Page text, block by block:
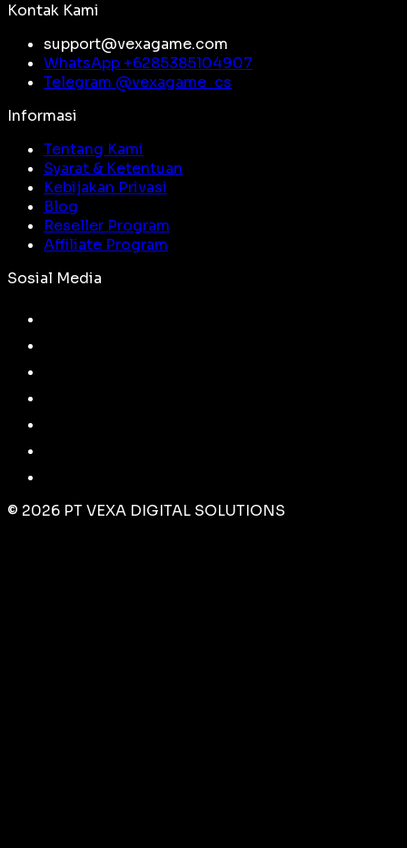
Kontak Kami
support@vexagame.com
WhatsApp +6285385104907
Telegram @vexagame_cs
Informasi
Tentang Kami
Syarat & Ketentuan
Kebijakan Privasi
Blog
Reseller Program
Affiliate Program
Sosial Media
© 2026 PT VEXA DIGITAL SOLUTIONS